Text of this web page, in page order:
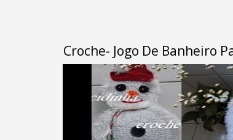
Croche- Jogo De Banheiro